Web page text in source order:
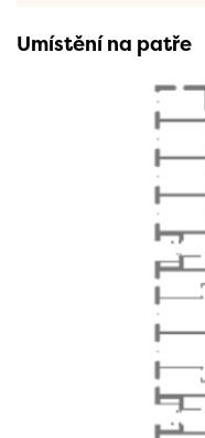
Umístění na patře